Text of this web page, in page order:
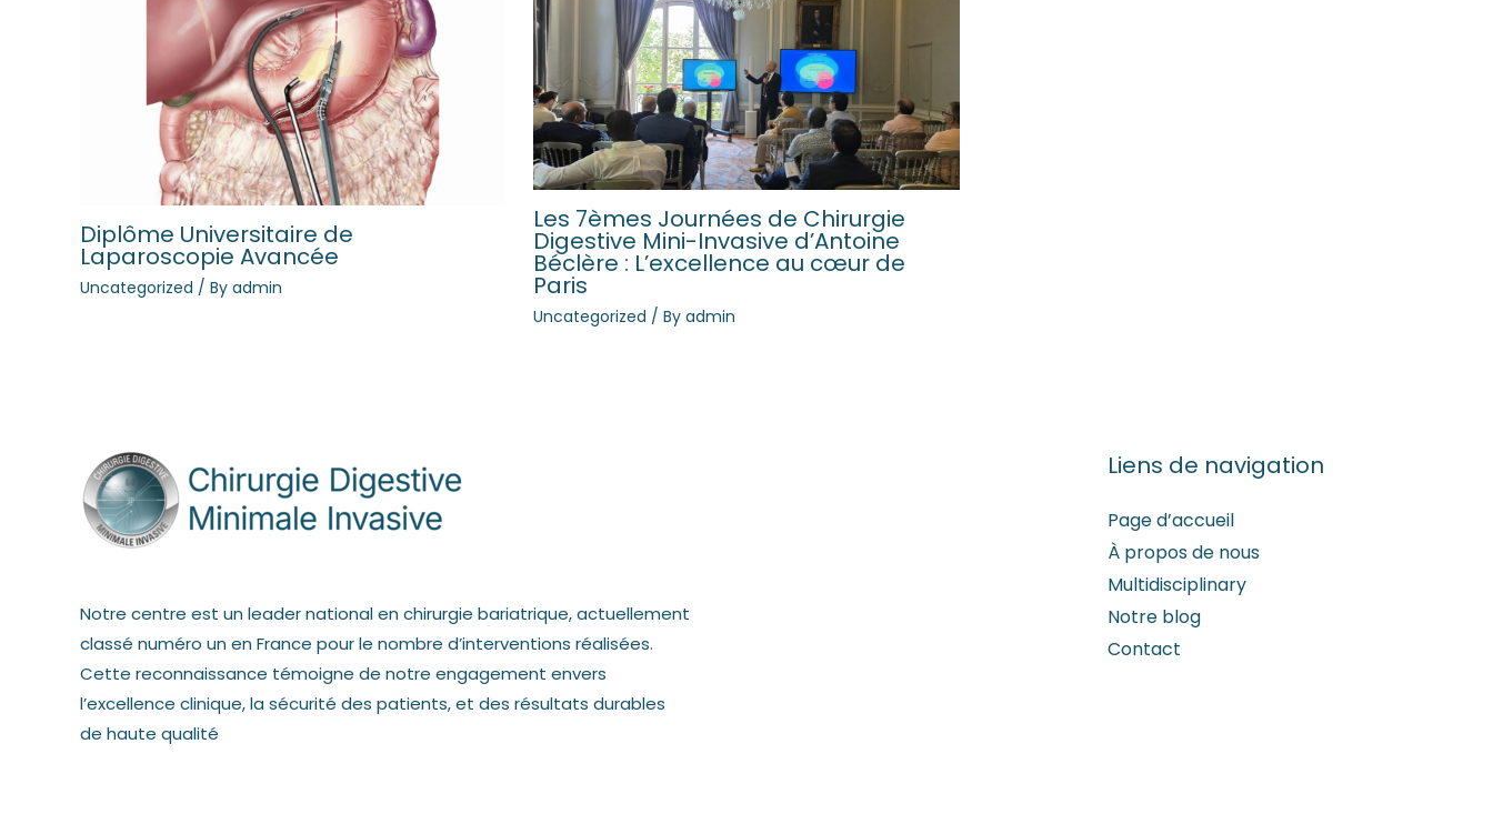
Diplôme Universitaire de
Laparoscopie Avancée
Uncategorized / By admin
Les 7èmes Journées de Chirurgie
Digestive Mini-Invasive d’Antoine
Béclère : L’excellence au cœur de
Paris
Uncategorized / Byadmin
Notre centre est un leader national en chirurgie bariatrique, actuellement
classé numéro un en France pour le nombre d’interventions réalisées.
Cette reconnaissance témoigne de notre engagement envers
l’excellence clinique, la sécurité des patients, et des résultats durables
de haute qualité
Liens de navigation
Page d’accueil
À propos de nous
Multidisciplinary
Notre blog
Contact